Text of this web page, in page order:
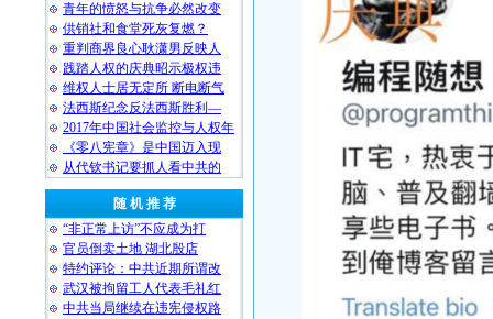
青年的愤怒与抗争必然改变
供销社和食堂死灰复燃？
重判商界良心耿潇男反映人
践踏人权的庆典昭示极权违
维权人士居无定所 断电断气
法西斯纪念反法西斯胜利—
2017年中国社会监控与人权年
《零八宪章》是中国迈入现
从代钦书记要抓人看中共的
随 机 推 荐
“非正常上访”不应成为打
官员倒卖土地 湖北殷店
特约评论：中共近期所谓改
武汉被拘留工人代表毛礼红
中共当局继续在违宪侵权路